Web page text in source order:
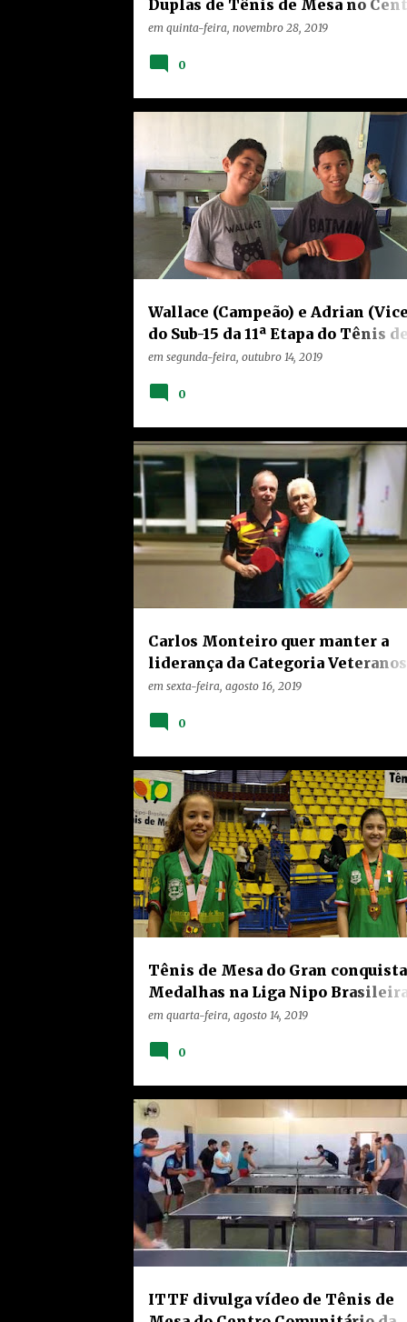
Duplas de Tênis de Mesa no
Comunitário da Teixeira Marques
em quinta-feira, novembro 28, 2019
0
Wallace (Campeão) e Adrian
do Sub-15 da 11ª Etapa do Tênis de
Mesa do Teixeira Marques
em segunda-feira, outubro 14, 2019
LIMEIRA NOTÍCIAS RANKING
TEIXEIRA
0
Carlos Monteiro quer manter a
liderança da Categoria Veteranos
neste Sábado (17) na 6ª Etapa do
Limeira
em sexta-feira, agosto 16, 2019
HOME LIMEIRA NOTÍCIAS RANKING
0
Tênis de Mesa do Gran
Medalhas na Liga Nipo Brasileira
em São Bernardo do Campo
em quarta-feira, agosto 14, 2019
GRAN HOME LIMEIRA NOTÍCIAS
TEIXEIRA
0
ITTF divulga vídeo de Tênis de
HOME
PROJETO DE MASSIFICAÇÃO TEIXEIRA
VÍDEOS